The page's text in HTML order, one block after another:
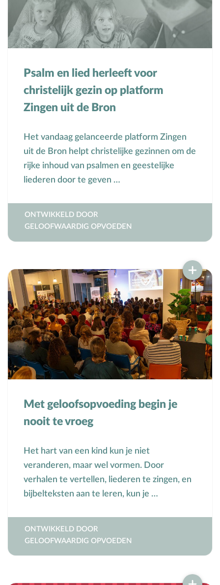
Psalm en lied herleeft voor
christelijk gezin op platform
Zingen uit de Bron
Het vandaag gelanceerde platform Zingen
uit de Bron helpt christelijke gezinnen om de
rijke inhoud van psalmen en geestelijke
liederen door te geven …
ONTWIKKELD DOOR
GELOOFWAARDIG OPVOEDEN
Met geloofsopvoeding begin je
nooit te vroeg
Het hart van een kind kun je niet
veranderen, maar wel vormen. Door
verhalen te vertellen, liederen te zingen, en
bijbelteksten aan te leren, kun je …
ONTWIKKELD DOOR
GELOOFWAARDIG OPVOEDEN